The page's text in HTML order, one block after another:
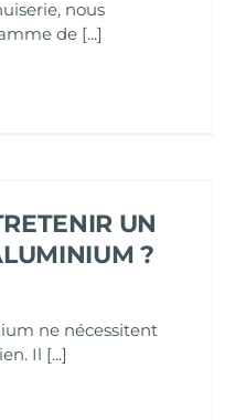
nous
de [...]
UN
?
ne nécessitent
Il [...]